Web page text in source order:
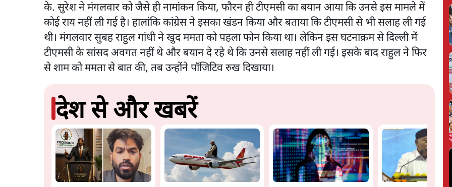
के. सुरेश ने मंगलवार को जैसे ही नामांकन किया, फौरन ही टीएमसी का बयान आया कि उनसे इस मामले में
कोई राय नहीं ली गई है। हालांकि कांग्रेस ने इसका खंडन किया और बताया कि टीएमसी से भी सलाह ली गई
थी। मंगलवार सुबह राहुल गांधी ने खुद ममता को पहला फोन किया था। लेकिन इस घटनाक्रम से दिल्ली में
टीएमसी के सांसद अवगत नहीं थे और बयान दे रहे थे कि उनसे सलाह नहीं ली गई। इसके बाद राहुल ने फिर
से शाम को ममता से बात की, तब उन्होंने पॉजिटिव रुख दिखाया।
देश से और खबरें